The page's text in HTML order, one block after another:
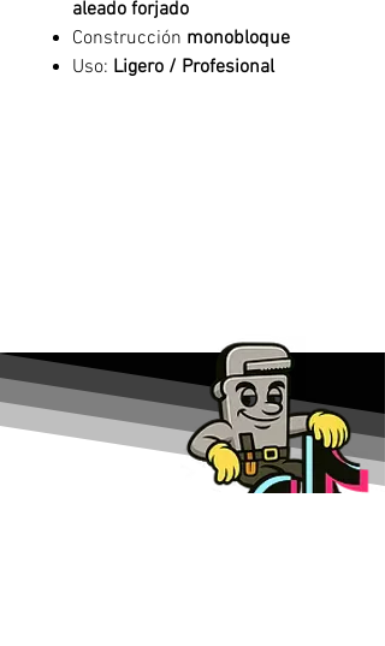
aleado forjado
Construcción monobloque
Uso: Ligero / Profesional